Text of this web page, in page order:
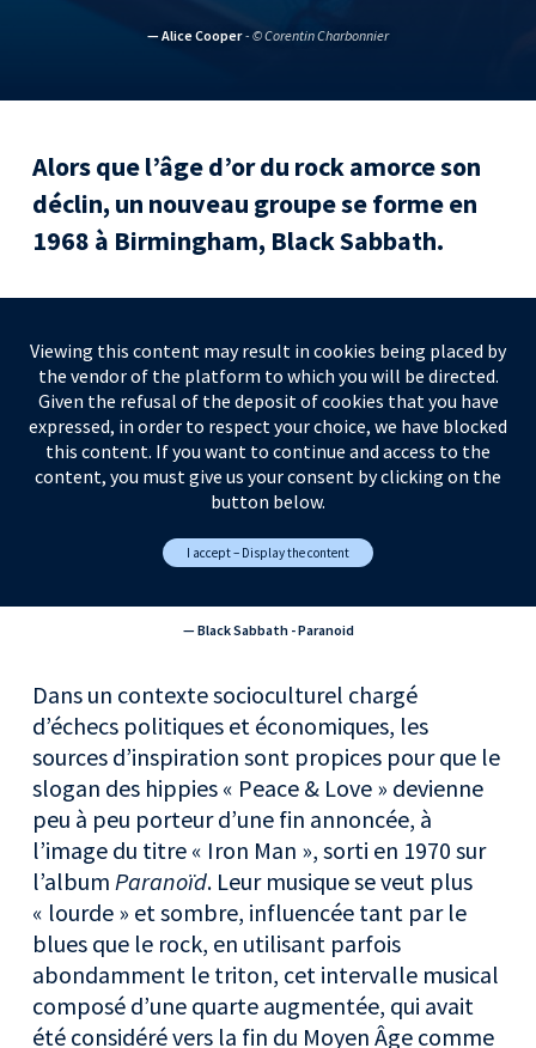
— Alice Cooper - © Corentin Charbonnier
Alors que l’âge d’or du rock amorce son
déclin, un nouveau groupe se forme en
1968 à Birmingham, Black Sabbath.
Viewing this content may result in cookies being placed by
the vendor of the platform to which you will be directed.
Given the refusal of the deposit of cookies that you have
expressed, in order to respect your choice, we have blocked
this content. If you want to continue and access to the
content, you must give us your consent by clicking on the
button below.
I accept – Display the content
— Black Sabbath - Paranoid
Dans un contexte socioculturel chargé
d’échecs politiques et économiques, les
sources d’inspiration sont propices pour que le
slogan des hippies « Peace & Love » devienne
peu à peu porteur d’une fin annoncée, à
l’image du titre « Iron Man », sorti en 1970 sur
l’album Paranoïd. Leur musique se veut plus
« lourde » et sombre, influencée tant par le
blues que le rock, en utilisant parfois
abondamment le triton, cet intervalle musical
composé d’une quarte augmentée, qui avait
été considéré vers la fin du Moyen Âge comme